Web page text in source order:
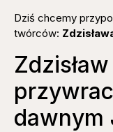
Dziś chcemy
twórców:
dawnym